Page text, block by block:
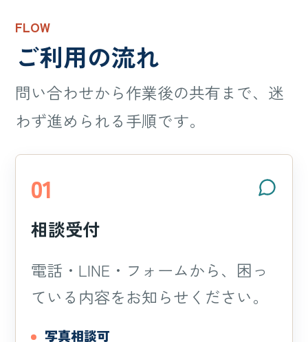
FLOW
ご利用の流れ
問い合わせから作業後の共有まで、迷
わず進められる手順です。
01
相談受付
電話・LINE・フォームから、困っ
ている内容をお知らせください。
写真相談可